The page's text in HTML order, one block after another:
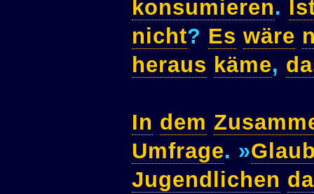
konsumieren.
nicht? Es wäre
heraus käme,
In dem
Umfrage. »
Jugendlichen